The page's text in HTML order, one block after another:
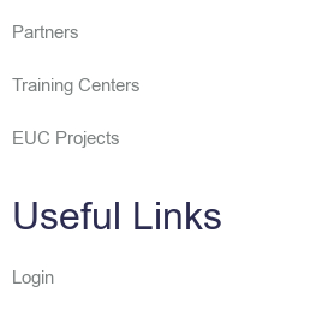
Partners
Training Centers
EUC Projects
Useful Links
Login